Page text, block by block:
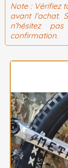
Note :Vérifiez
avant l'achat.
n’hésitez
confirmation.